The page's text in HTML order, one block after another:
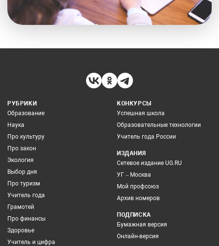
РУБРИКИ
Образование
Наука
Про культуру
Про закон
Экология
Выбор дня
Про туризм
Учитель года
Грамотей
Про финансы
Здоровье
Учитель и цифра
КОНКУРСЫ
Успешная школа
Образовательные технологии
Учитель года России
ИЗДАНИЯ
Сетевое издание UG.RU
УГ – Москва
Мой профсоюз
Архив номеров
ПОДПИСКА
Бумажная версия
Онлайн-версия